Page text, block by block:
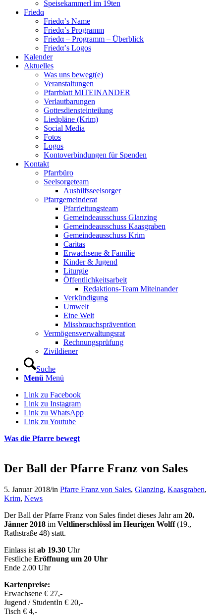
Speisekammerl im 19ten
Friedα
Friedα’s Name
Friedα’s Programm
Friedα – Programm – Überblick
Friedα’s Logos
Kalender
Aktuelles
Was uns bewegt(e)
Veranstaltungen
Pfarrblatt MITEINANDER
Verlautbarungen
Gottesdiensteinteilung
Liedpläne (Krim)
Social Media
Fotos
Logos
Kontoverbindungen für Spenden
Kontakt
Pfarrbüro
Seelsorgeteam
Aushilfsseelsorger
Pfarrgemeinderat
Pfarrleitungsteam
Gemeindeausschuss Glanzing
Gemeindeausschuss Kaasgraben
Gemeindeausschuss Krim
Caritas
Erwachsene & Familie
Kinder & Jugend
Liturgie
Öffentlichkeitsarbeit
Redaktions-Team Miteinander
Verkündigung
Umwelt
Eine Welt
Missbrauchsprävention
Vermögensverwaltungsrat
Rechnungsprüfung
Zivildiener
Suche
Menü Menü
Link zu Facebook
Link zu Instagram
Link zu WhatsApp
Link zu Youtube
Was die Pfarre bewegt
Der Ball der Pfarre Franz von Sales
5. Januar 2018/in Pfarre Franz von Sales, Glanzing, Kaasgraben,
Krim, News
Der Ball der Pfarre Franz von Sales findet dieses Jahr am 20.
Jänner 2018 im Veltlinerschlössl im Heurigen Wolff(19.,
Rathstraße 48) statt.
Einlass ist ab 19.30 Uhr
Festliche Eröffnung um 20 Uhr
Ende 2.00 Uhr
Kartenpreise:
Erwachsene € 27,-
Jugend / StudentIn € 20,-
Tisch € 4,-